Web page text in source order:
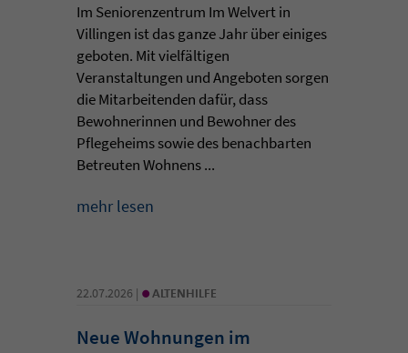
Im Seniorenzentrum Im Welvert in
Villingen ist das ganze Jahr über einiges
geboten. Mit vielfältigen
Veranstaltungen und Angeboten sorgen
die Mitarbeitenden dafür, dass
Bewohnerinnen und Bewohner des
Pflegeheims sowie des benachbarten
Betreuten Wohnens ...
mehr lesen
22.07.2026 | • ALTENHILFE
Neue Wohnungen im